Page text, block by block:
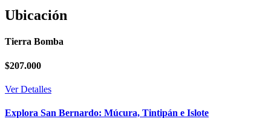
Ubicación
Tierra Bomba
$207.000
Ver Detalles
Explora San Bernardo: Múcura, Tintipán e Islote